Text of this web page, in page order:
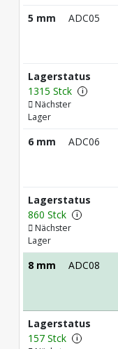
5 mm ADC05
Lagerstatus
1315 Stck
i
Nächster
Lager
6 mm ADC06
Lagerstatus
860 Stck
i
Nächster
Lager
8 mm ADC08
Lagerstatus
157 Stck
i